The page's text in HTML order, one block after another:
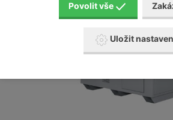
Povolit vše
Uložit